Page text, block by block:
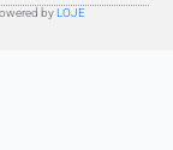
by LOJE